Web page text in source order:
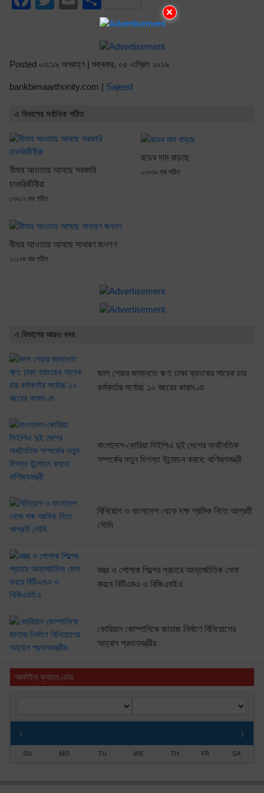
×
Posted ০৩:১৯ অপরাহ্ণ | শুক্রবার, ০৫ এপ্রিল ২০১৯
bankbimaarthonity.com | Sajeed
এ বিভাগের সর্বাধিক পঠিত
বীমার আওতায় আসছে সরকারি
চাকরিজীবীরা
১৭৯১৭ বার পঠিত
রডের দাম বাড়ছে
১২৬৩৯ বার পঠিত
বীমার আওতায় আসছে সাধারণ জনগণ
১২১৭৪ বার পঠিত
এ বিভাগের আরও খবর
জাল শেয়ার জামানতে ঋণ: ঢাকা ব্যাংকের সাবেক চার
কর্মকর্তার সর্বোচ্চ ১০ বছরের কারাদণ্ড
বাংলাদেশ-কোরিয়া সিইপিএ দুই দেশের অর্থনৈতিক
সম্পর্কের নতুন দিগন্ত উন্মোচন করবে: বাণিজ্যমন্ত্রী
বিনিয়োগ ও বাংলাদেশ থেকে দক্ষ শ্রমিক নিতে আগ্রহী
সৌদি
বস্ত্র ও পোশাক শিল্পের প্রচারে আন্তর্জাতিক মেলা
করবে বিটিএমএ ও বিজিএমইএ
কোরিয়ান কোম্পানিকে জাহাজ নির্মাণে বিনিয়োগের
আহ্বান প্রধানমন্ত্রীর
আর্কাইভ ক্যালেণ্ডার
‹ ›
SU MO TU WE TH FR SA